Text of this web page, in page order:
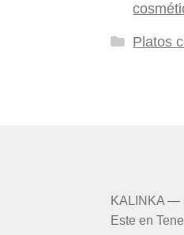
Platos
KALINKA —
Este en